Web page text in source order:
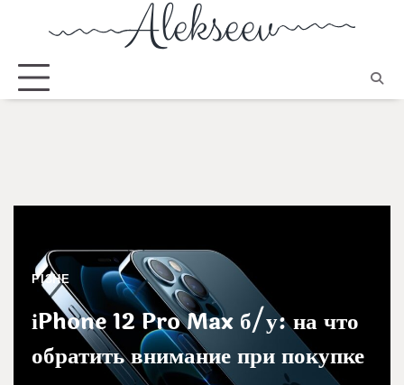
РІЗНЕ
іPhone 12 Pro Max б/у: на что
обратить внимание при покупке